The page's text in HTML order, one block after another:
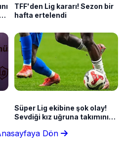
TFF'den Lig kararı! Sezon bir
hafta ertelendi
Süper Lig ekibine şok olay!
Sevdiği kız uğruna takımını
Dön